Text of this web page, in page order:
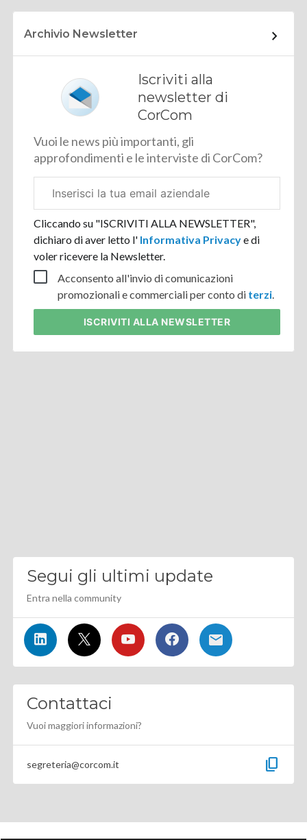
Archivio Newsletter
Iscriviti alla
newsletter di
CorCom
Vuoi le news più importanti, gli
approfondimenti e le interviste di CorCom?
aziendale
Cliccando su "ISCRIVITI ALLA NEWSLETTER",
dichiaro di aver letto l' Informativa Privacye di
voler ricevere la Newsletter.
Acconsento all'invio di comunicazioni
promozionali e commerciali per conto di terzi.
ISCRIVITI ALLA NEWSLETTER
Segui gli ultimi update
Entra nella community
Contattaci
Vuoi maggiori informazioni?
segreteria@corcom.it content_copy